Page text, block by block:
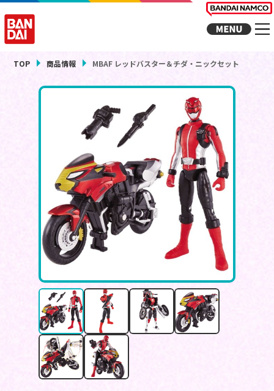
TOP 商品情報 MBAF レッドバスター＆チダ・ニックセット